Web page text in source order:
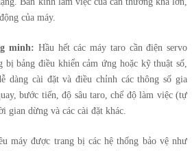
của máy.
minh: Hầu hết các máy taro cần điện servo
bị bảng điều khiển cảm ứng hoặc kỹ thuật số,
dàng cài đặt và điều chỉnh các thông số gia
bước tiến, độ sâu taro, chế độ làm việc (tự
gian dừng và các cài đặt khác.
máy được trang bị các hệ thống bảo vệ như